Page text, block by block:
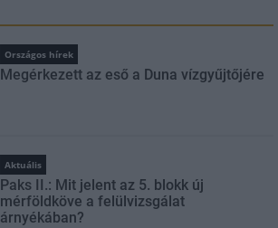
Országos hírek
Megérkezett az eső a Duna vízgyűjtőjére
Aktuális
Paks II.: Mit jelent az 5. blokk új
mérföldköve a felülvizsgálat
árnyékában?